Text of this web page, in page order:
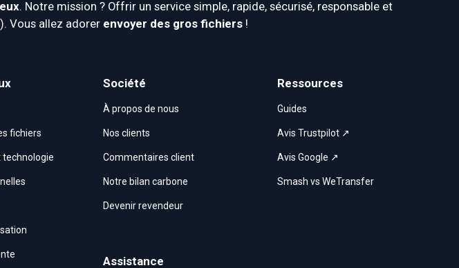
. Notre mission ? Offrir un service simple, rapide, sécurisé, responsable et
Vous allez adorer envoyer des gros fichiers !
fichiers
Société
À propos de nous
Nos clients
Commentaires client
Notre bilan carbone
Devenir revendeur
Assistance
Ressources
Guides
Avis Trustpilot ↗
Avis Google ↗
Smash vs WeTransfer